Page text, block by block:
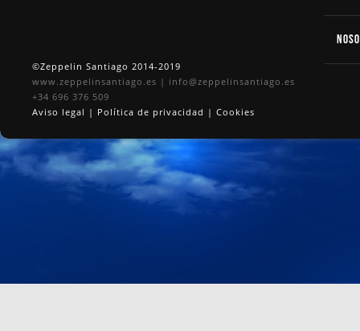
©Zeppelin Santiago 2014-2019
www.zeppelinsantiago.es | info@zeppelinsantiago.es
+34 696 376 509
Aviso legal | Política de privacidad | Cookies